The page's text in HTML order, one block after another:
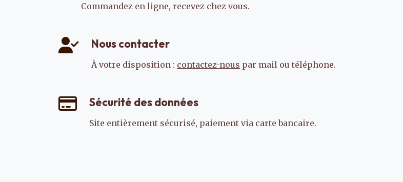
Commandez en ligne, recevez chez vous.
Nous contacter
À votre disposition : contactez-nous par mail ou téléphone.
Sécurité des données
Site entièrement sécurisé, paiement via carte bancaire.